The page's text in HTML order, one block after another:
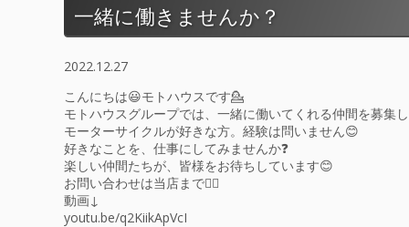
一緒に働きませんか？
2022.12.27
こんにちは😃モトハウスです💁
モトハウスグループでは、一緒に働いてくれる仲間を募集
モーターサイクルが好きな方。経験は問いません😊
好きなことを、仕事にしてみませんか❓
楽しい仲間たちが、皆様をお待ちしています😊
お問い合わせは当店まで💁‍♀️
動画↓
youtu.be/q2KiikApVcI